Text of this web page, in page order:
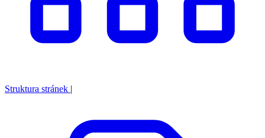
Struktura stránek |